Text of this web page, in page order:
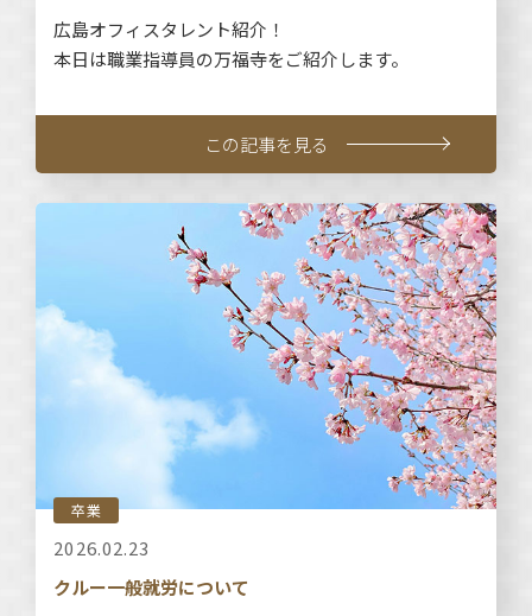
広島オフィスタレント紹介！
本日は職業指導員の万福寺をご紹介します。
この記事を見る
卒業
2026.02.23
クルー一般就労について